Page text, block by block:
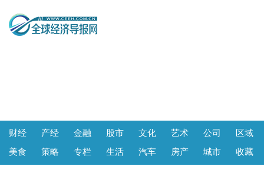
财经 产经 金融 股市 文化 艺术 公司
区域
美食
策略 专栏 生活 汽车 房产 城市 收藏